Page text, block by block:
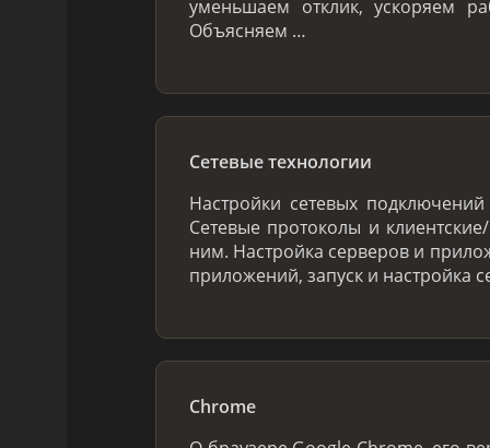
уменьшаем отклик, ускоряем
Объясняем …
Сетевые технологии
Настройки сетевых
Сетевые протоколы и
ним. Настройка серверов и
приложений, запуск и настройка
Chrome